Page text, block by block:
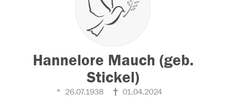
Hannelore Mauch (geb.
Stickel)
26.07.1938 01.04.2024